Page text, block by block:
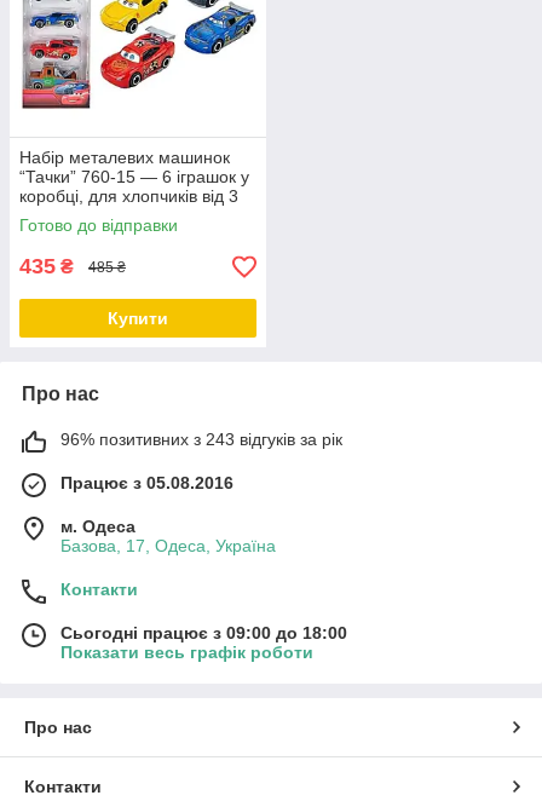
Набір металевих машинок
“Тачки” 760-15 — 6 іграшок у
коробці, для хлопчиків від 3
років
Готово до відправки
435 ₴ 485 ₴
Купити
Про нас
96% позитивних з 243 відгуків за рік
Працює з 05.08.2016
м. Одеса
Базова, 17, Одеса, Україна
Контакти
Сьогодні працює з 09:00 до 18:00
Показати весь графік роботи
Про нас
Контакти